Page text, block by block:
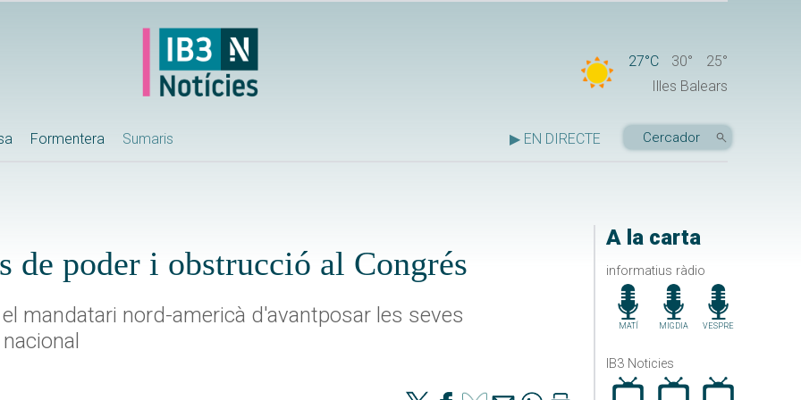
27°C 30°
25°
Illes Balears
Formentera Sumaris ▶ EN DIRECTE
A la carta
informatius ràdio
MATÍ MIGDIA VESPRE
IB3 Noticies
de poder i obstrucció al Congrés
mandatari nord-americà d'avantposar les seves